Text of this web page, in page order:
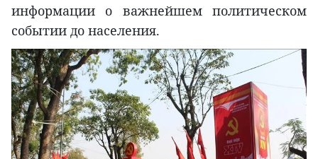
информации о важнейшем политическом
событии до населения.